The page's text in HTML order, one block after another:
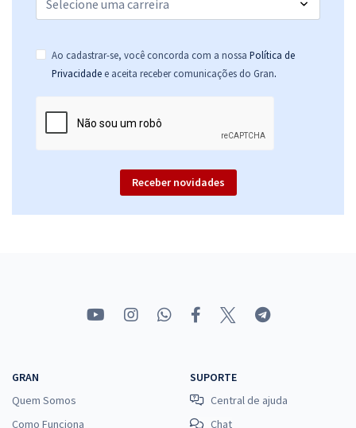
Ao cadastrar-se, você concorda com a nossa Política de
Privacidade e aceita receber comunicações do Gran.
Receber novidades
GRAN
Quem Somos
Como Funciona
SUPORTE
Central de ajuda
Chat